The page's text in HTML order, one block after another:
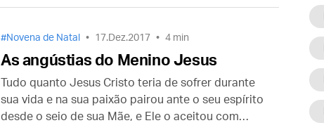
Novena de Natal 17.Dez.2017 4 min
As angústias do Menino Jesus
Tudo quanto Jesus Cristo teria de sofrer durante
sua vida e na sua paixão pairou ante o seu espírito
desde o seio de sua Mãe, e Ele o aceitou com